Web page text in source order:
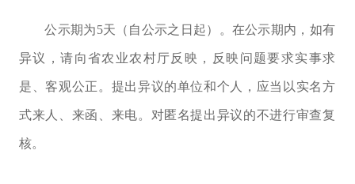
公示期为5天（自公示之日起）。在公示期内，如有
异议，请向省农业农村厅反映，反映问题要求实事求
是、客观公正。提出异议的单位和个人，应当以实名方
式来人、来函、来电。对匿名提出异议的不进行审查复
核。